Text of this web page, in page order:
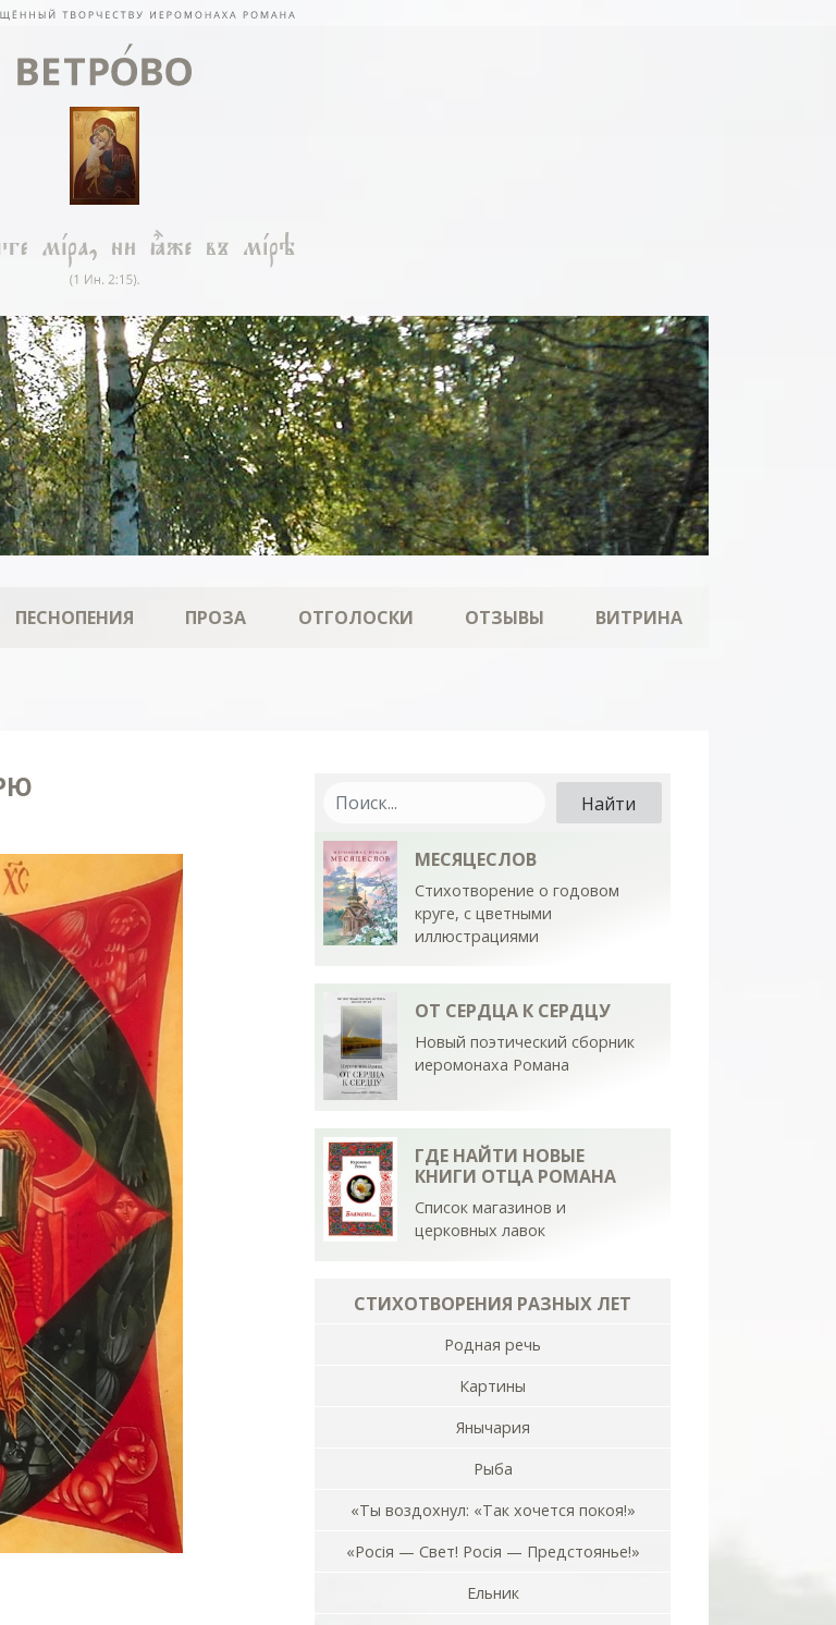
ПЕСНОПЕНИЯ ПРОЗА ОТГОЛОСКИ ОТЗЫВЫ ВИТРИНА
МЕСЯЦЕСЛОВ
Стихотворение о годовом
круге, с цветными
иллюстрациями
ОТ СЕРДЦА К СЕРДЦУ
Новый поэтический сборник
иеромонаха Романа
ГДЕ НАЙТИ НОВЫЕ
КНИГИ ОТЦА РОМАНА
Список магазинов и
церковных лавок
СТИХОТВОРЕНИЯ РАЗНЫХ ЛЕТ
Родная речь
Картины
Янычария
Рыба
«Ты воздохнул: «Так хочется покоя!»
«Росiя — Свет! Росiя — Предстоянье!»
Ельник